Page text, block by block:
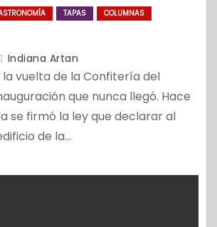
TAPAS COLUMNAS
Indiana Artan
la vuelta de la Confitería del
que nunca llegó. Hace
se firmó la ley que declarar al
de la…